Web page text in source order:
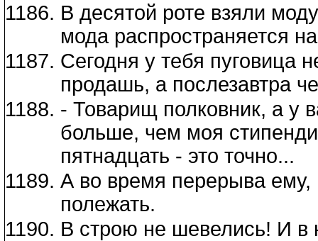
В десятой роте взяли
мода распространяется
Сегодня у тебя пуговица
продашь, а послезавтра
- Товарищ полковник, а у
больше, чем моя
пятнадцать - это точно...
А во время перерыва ему,
полежать.
В строю не шевелись! И в